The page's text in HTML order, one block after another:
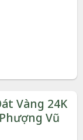
Vàng 24K
Vũ